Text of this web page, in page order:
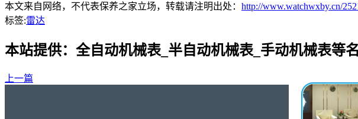
本文来自网络，不代表保养之家立场，转载请注明出处： http://www.watchwxby.cn/
标签:雷达
本站提供：全自动机械表_半自动机械表_手动机械表等
上一篇